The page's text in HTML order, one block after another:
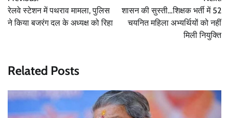
navigation
रेलवे स्टेशन में पथराव मामला, पुलिस
ने किया बजरंग दल के अध्यक्ष को रिहा
शासन की सुस्ती…शिक्षक भर्ती में 52
चयनित महिला अभ्यर्थियों को नहीं
मिली नियुक्ति
Related Posts